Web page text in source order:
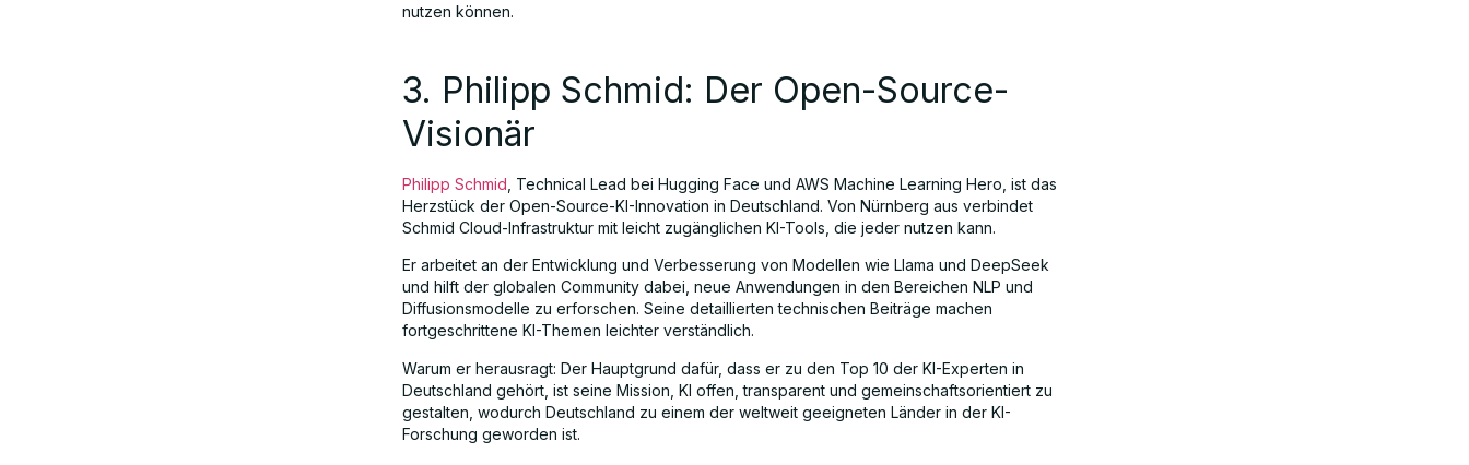
nutzen können.
3. Philipp Schmid: Der Open-Source-
Visionär
Philipp Schmid , Technical Lead bei Hugging Face und AWS Machine Learning Hero, ist das
Herzstück der Open-Source-KI-Innovation in Deutschland. Von Nürnberg aus verbindet
Schmid Cloud-Infrastruktur mit leicht zugänglichen KI-Tools, die jeder nutzen kann.
Er arbeitet an der Entwicklung und Verbesserung von Modellen wie Llama und DeepSeek
und hilft der globalen Community dabei, neue Anwendungen in den Bereichen NLP und
Diffusionsmodelle zu erforschen. Seine detaillierten technischen Beiträge machen
fortgeschrittene KI-Themen leichter verständlich.
Warum er herausragt: Der Hauptgrund dafür, dass er zu den Top 10 der KI-Experten in
Deutschland gehört, ist seine Mission, KI offen, transparent und gemeinschaftsorientiert zu
gestalten, wodurch Deutschland zu einem der weltweit geeigneten Länder in der KI-
Forschung geworden ist.